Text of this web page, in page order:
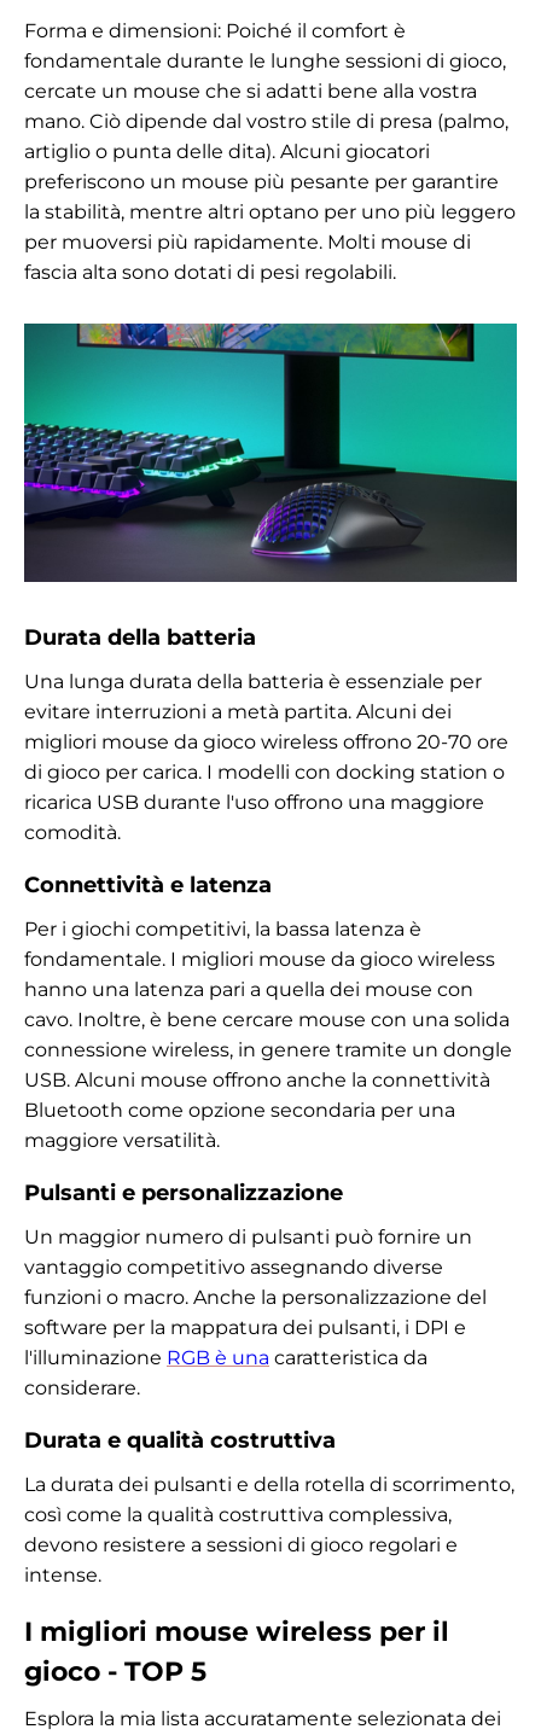
Forma e dimensioni: Poiché il comfort è
fondamentale durante le lunghe sessioni di gioco,
cercate un mouse che si adatti bene alla vostra
mano. Ciò dipende dal vostro stile di presa (palmo,
artiglio o punta delle dita). Alcuni giocatori
preferiscono un mouse più pesante per garantire
la stabilità, mentre altri optano per uno più leggero
per muoversi più rapidamente. Molti mouse di
fascia alta sono dotati di pesi regolabili.
Durata della batteria
Una lunga durata della batteria è essenziale per
evitare interruzioni a metà partita. Alcuni dei
migliori mouse da gioco wireless offrono 20-70 ore
di gioco per carica. I modelli con docking station o
ricarica USB durante l'uso offrono una maggiore
comodità.
Connettività e latenza
Per i giochi competitivi, la bassa latenza è
fondamentale. I migliori mouse da gioco wireless
hanno una latenza pari a quella dei mouse con
cavo. Inoltre, è bene cercare mouse con una solida
connessione wireless, in genere tramite un dongle
USB. Alcuni mouse offrono anche la connettività
Bluetooth come opzione secondaria per una
maggiore versatilità.
Pulsanti e personalizzazione
Un maggior numero di pulsanti può fornire un
vantaggio competitivo assegnando diverse
funzioni o macro. Anche la personalizzazione del
software per la mappatura dei pulsanti, i DPI e
l'illuminazione RGB è una caratteristica da
considerare.
Durata e qualità costruttiva
La durata dei pulsanti e della rotella di scorrimento,
così come la qualità costruttiva complessiva,
devono resistere a sessioni di gioco regolari e
intense.
I migliori mouse wireless per il
gioco - TOP 5
Esplora la mia lista accuratamente selezionata dei